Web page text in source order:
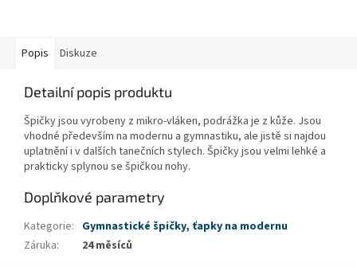
Popis Diskuze
Detailní popis produktu
Špičky jsou vyrobeny z mikro-vláken, podrážka je z kůže. Jsou
vhodné především na modernu a gymnastiku, ale jistě si najdou
uplatnění i v dalších tanečních stylech. Špičky jsou velmi lehké a
prakticky splynou se špičkou nohy.
Doplňkové parametry
Kategorie: Gymnastické špičky, ťapky na modernu
Záruka: 24 měsíců